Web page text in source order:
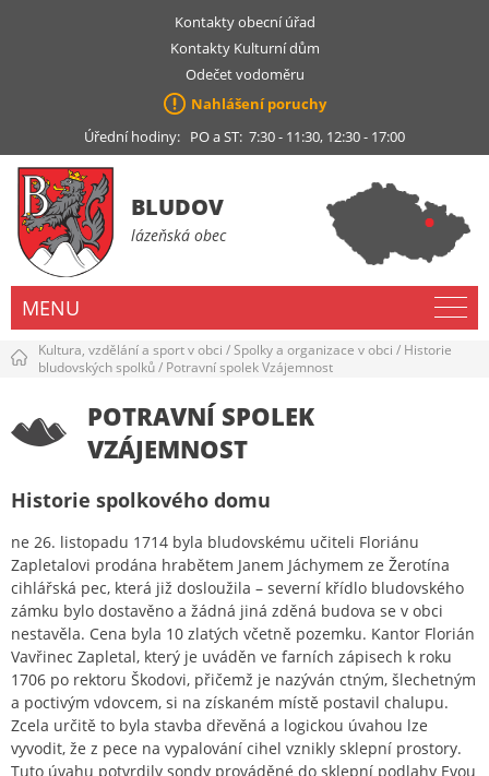
Kontakty obecní úřad
Kontakty Kulturní dům
Odečet vodoměru
Nahlášení poruchy
Úřední hodiny: PO a ST: 7:30 - 11:30, 12:30 - 17:00
BLUDOV
lázeňská obec
MENU
Kultura, vzdělání a sport v obci /Spolky a organizace v obci / Historie
bludovských spolků/ Potravní spolek Vzájemnost
POTRAVNÍ SPOLEK
VZÁJEMNOST
Historie spolkového domu
ne 26. listopadu 1714 byla bludovskému učiteli Floriánu
Zapletalovi prodána hrabětem Janem Jáchymem ze Žerotína
cihlářská pec, která již dosloužila – severní křídlo bludovského
zámku bylo dostavěno a žádná jiná zděná budova se v obci
nestavěla. Cena byla 10 zlatých včetně pozemku. Kantor Florián
Vavřinec Zapletal, který je uváděn ve farních zápisech k roku
1706 po rektoru Škodovi, přičemž je nazýván ctným, šlechetným
a poctivým vdovcem, si na získaném místě postavil chalupu.
Zcela určitě to byla stavba dřevěná a logickou úvahou lze
vyvodit, že z pece na vypalování cihel vznikly sklepní prostory.
Tuto úvahu potvrdily sondy prováděné do sklepní podlahy Evou